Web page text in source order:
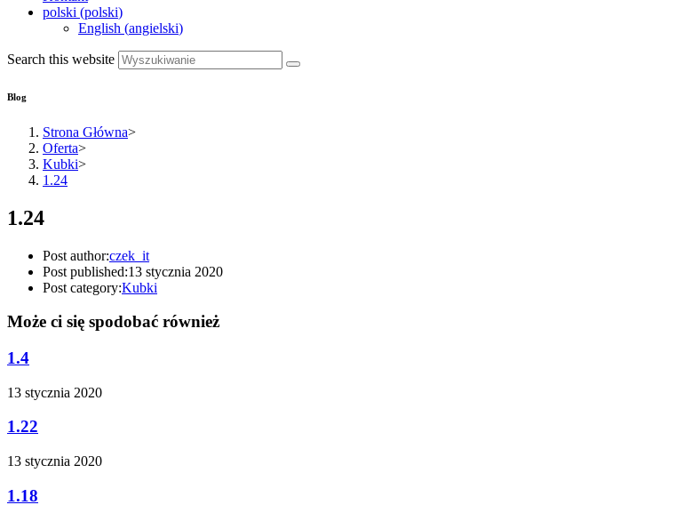
polski (polski)
English (angielski)
Search this website
Blog
Strona Główna>
Oferta>
Kubki>
1.24
1.24
Post author:czek_it
Post published:13 stycznia 2020
Post category:Kubki
Może ci się spodobać również
1.4
13 stycznia 2020
1.22
13 stycznia 2020
1.18